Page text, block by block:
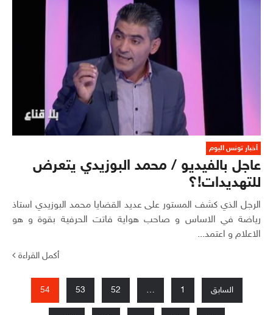
أخبار تونس اليوم
عاجل بالفيديو / محمد البوزيدي يتعرض
للتهديدات!؟
الرجل الذي كشف المستور على عديد القضايا محمد البوزيدي استاذ
رياضة في الاساس و صاحب هواية فاتت الحرفية بقوة و هو
الاعلام و اعتمد...
أكمل القراءة
Posts
pagination
السابق 1
…
52
53
54